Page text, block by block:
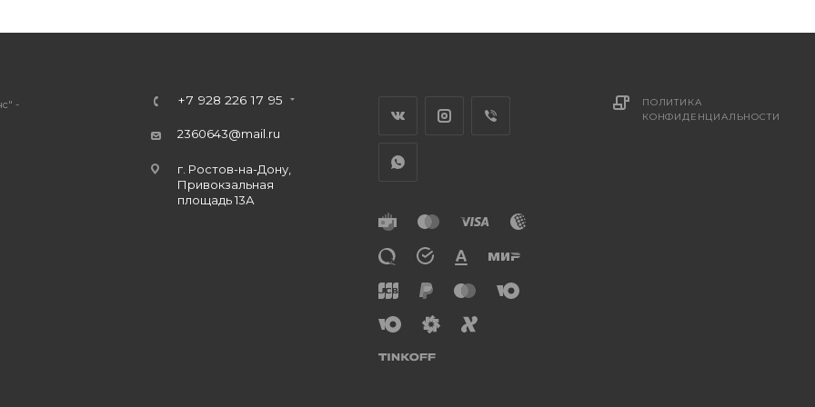
-
+7 928 226 17 95
2360643@mail.ru
г. Ростов-на-Дону,
Привокзальная
площадь 13А
ПОЛИТИКА
КОНФИДЕНЦИАЛЬНОСТИ